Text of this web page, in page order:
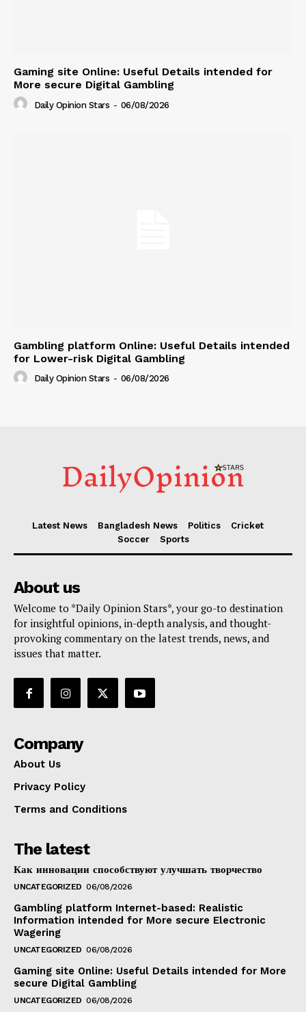
Gaming site Online: Useful Details intended for
More secure Digital Gambling
Daily Opinion Stars - 06/08/2026
Gambling platform Online: Useful Details intended
for Lower-risk Digital Gambling
Daily Opinion Stars - 06/08/2026
Latest News Bangladesh News Politics
Cricket
Soccer
Sports
About us
Welcome to *Daily Opinion Stars*, your go-to destination
for insightful opinions, in-depth analysis, and thought-
provoking commentary on the latest trends, news, and
issues that matter.
Company
About Us
Privacy Policy
Terms and Conditions
The latest
Как инновации способствуют улучшать творчество
UNCATEGORIZED 06/08/2026
Gambling platform Internet-based: Realistic
Information intended for More secure Electronic
Wagering
UNCATEGORIZED 06/08/2026
Gaming site Online: Useful Details intended for More
secure Digital Gambling
UNCATEGORIZED 06/08/2026